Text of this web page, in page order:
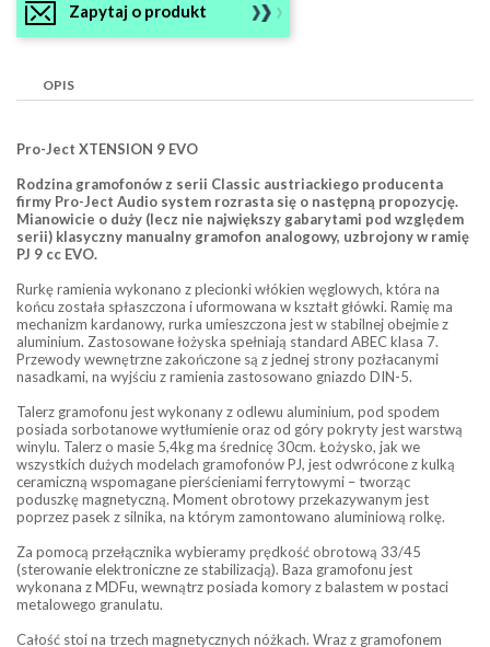
Zapytaj o produkt
OPIS
Pro-Ject XTENSION 9 EVO
Rodzina gramofonów z serii Classic austriackiego producenta
firmy Pro-Ject Audio system rozrasta się o następną propozycję.
Mianowicie o duży (lecz nie największy gabarytami pod względem
serii) klasyczny manualny gramofon analogowy, uzbrojony w ramię
PJ 9 cc EVO.
Rurkę ramienia wykonano z plecionki włókien węglowych, która na
końcu została spłaszczona i uformowana w kształt główki. Ramię ma
mechanizm kardanowy, rurka umieszczona jest w stabilnej obejmie z
aluminium. Zastosowane łożyska spełniają standard ABEC klasa 7.
Przewody wewnętrzne zakończone są z jednej strony pozłacanymi
nasadkami, na wyjściu z ramienia zastosowano gniazdo DIN-5.
Talerz gramofonu jest wykonany z odlewu aluminium, pod spodem
posiada sorbotanowe wytłumienie oraz od góry pokryty jest warstwą
winylu. Talerz o masie 5,4kg ma średnicę 30cm. Łożysko, jak we
wszystkich dużych modelach gramofonów PJ, jest odwrócone z kulką
ceramiczną wspomagane pierścieniami ferrytowymi – tworząc
poduszkę magnetyczną. Moment obrotowy przekazywanym jest
poprzez pasek z silnika, na którym zamontowano aluminiową rolkę.
Za pomocą przełącznika wybieramy prędkość obrotową 33/45
(sterowanie elektroniczne ze stabilizacją). Baza gramofonu jest
wykonana z MDFu, wewnątrz posiada komory z balastem w postaci
metalowego granulatu.
Całość stoi na trzech magnetycznych nóżkach. Wraz z gramofonem